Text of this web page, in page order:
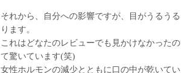
それから、自分への影響ですが、目がうるう
ります。
これはどなたのレビューでも見かけなかった
て驚いています(笑)
女性ホルモンの減少とともに口の中が乾いて